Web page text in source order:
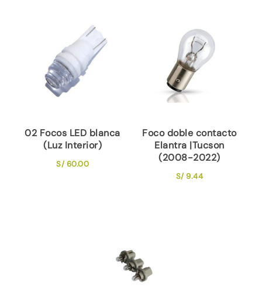
02 Focos LED blanca
(Luz Interior)
S/60.00
Foco doble contacto
Elantra |Tucson
(2008-2022)
S/9.44